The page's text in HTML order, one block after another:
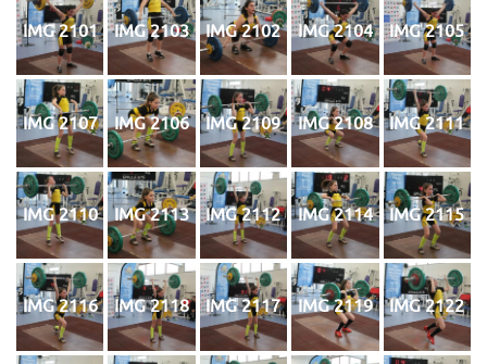
IMG 2101 IMG 2103 IMG 2102 IMG 2104 IMG 2105
IMG 2107 IMG 2106 IMG 2109 IMG 2108 IMG 2111
IMG 2110 IMG 2113 IMG 2112 IMG 2114 IMG 2115
IMG 2116 IMG 2118 IMG 2117 IMG 2119 IMG 2122